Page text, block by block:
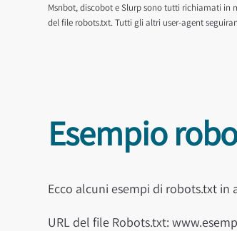
Msnbot, discobot e Slurp sono tutti richiamati in
del file robots.txt. Tutti gli altri user-agent
Esempio
Ecco alcuni esempi di robots.txt
URL del file Robots.txt: